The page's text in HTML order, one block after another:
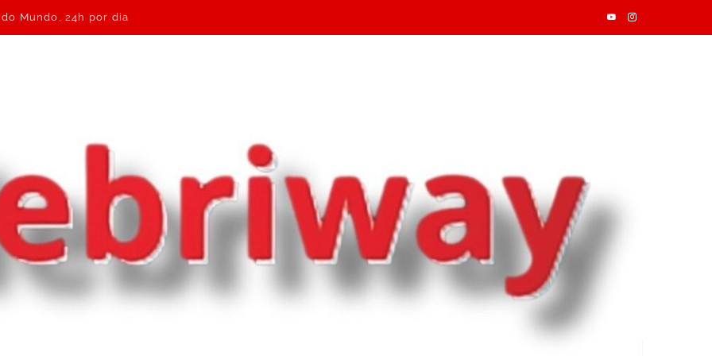
Mundo, 24h por dia